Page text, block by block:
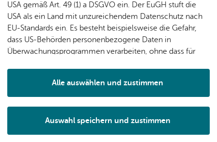
Ihr Kon­takt zu uns
88045 Fried­richs­ha­fen
Tel. +49 7541 203-53500
USA gemäß Art. 49 (1) a DSGVO ein. Der EuGH stuft die
USA als ein Land mit unzureichendem Datenschutz nach
EU-Standards ein. Es besteht beispielsweise die Gefahr,
dass US-Behörden personenbezogene Daten in
Überwachungsprogrammen verarbeiten, ohne dass für
Auswahl speichern und zustimmen
Alle auswählen und zustimmen